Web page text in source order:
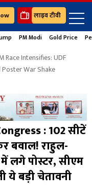
लाइव टीवी
PM Modi Gold Price
Race Intensifies: UDF
War Shake
: 102 सीटें
बवाल! राहुल-
लगे पोस्टर, सीएम
ये बड़ी चेतावनी